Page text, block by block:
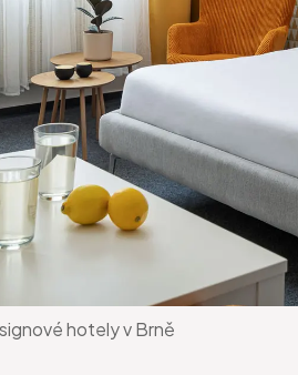
hotely v Brně